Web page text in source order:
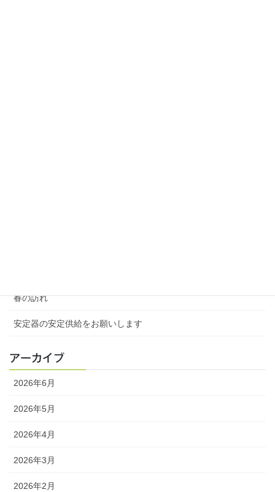
春の訪れ
安定器の安定供給をお願いします
アーカイブ
2026年6月
2026年5月
2026年4月
2026年3月
2026年2月